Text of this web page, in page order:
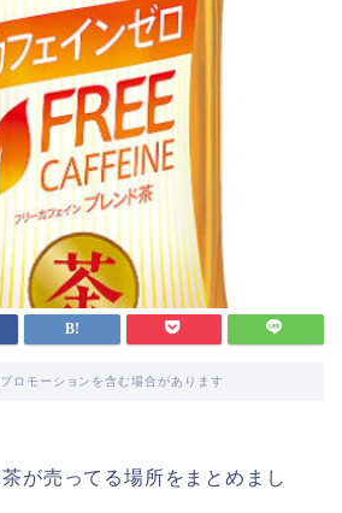
ロモーションを含む場合があります
が売ってる場所をまとめまし